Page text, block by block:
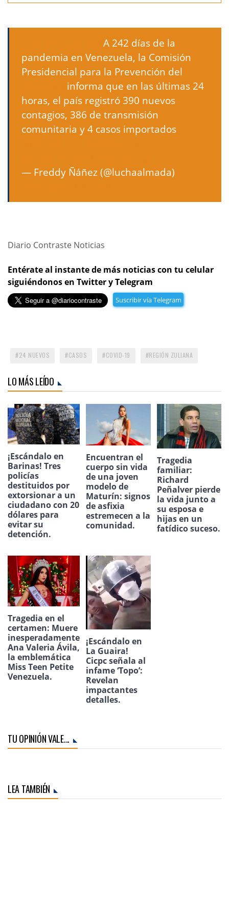
A 242 días de la
pandemia en Venezuela, la Comisión
Presidencial para la Prevención del
informa que en las últimas 24
horas, el país registró 390 nuevos
contagios, 386 de transmisión
comunitaria y 4 casos importados
— Freddy Ñáñez (@luchaalmada)
Diario Contraste Noticias
Entérate al instante de más noticias con tu celular
siguiéndonos en Twitter y Telegram
Suscribir vía Telegram
24 NUEVOS CASOS COVID-19 REGIÓN ZULIANA
LO MÁS LEÍDO
¡Escándalo en
Barinas! Tres
policías
destituidos por
extorsionar a un
ciudadano con 20
dólares para
evitar su
detención.
Encuentran el
cuerpo sin vida
de una joven
modelo de
Maturín: signos
de asfixia
estremecen a la
comunidad.
Tragedia
familiar:
Richard
Peñalver pierde
la vida junto a
su esposa e
hijas en un
fatídico suceso.
Tragedia en el
certamen: Muere
inesperadamente
Ana Valeria Ávila,
la emblemática
Miss Teen Petite
Venezuela.
¡Escándalo en
La Guaira!
Cicpc señala al
infame ‘Topo’:
Revelan
impactantes
detalles.
TU OPINIÓN VALE...
LEA TAMBIÉN